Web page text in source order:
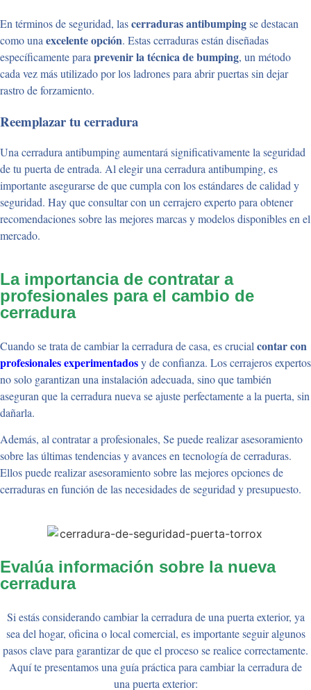
En términos de seguridad, lascerraduras antibumpingse destacan
como una excelente opción. Estas cerraduras están diseñadas
específicamente para prevenir la técnica de bumping, un método
cada vez más utilizado por los ladrones para abrir puertas sin dejar
rastro de forzamiento.
Reemplazar tu cerradura
Una cerradura antibumping aumentará significativamente la seguridad
de tu puerta de entrada. Al elegir una cerradura antibumping, es
importante asegurarse de que cumpla con los estándares de calidad y
seguridad. Hay que consultar con un cerrajero experto para obtener
recomendaciones sobre las mejores marcas y modelos disponibles en el
mercado.
La importancia de contratar a
profesionales para el cambio de
cerradura
Cuando se trata de cambiar la cerradura de casa, es crucial contar con
profesionales experimentadosy de confianza. Los cerrajeros expertos
no solo garantizan una instalación adecuada, sino que también
aseguran que la cerradura nueva se ajuste perfectamente a la puerta, sin
dañarla.
Además, al contratar a profesionales, Se puede realizar asesoramiento
sobre las últimas tendencias y avances en tecnología de cerraduras.
Ellos puede realizar asesoramiento sobre las mejores opciones de
cerraduras en función de las necesidades de seguridad y presupuesto.
Evalúa información sobre la nueva
cerradura
Si estás considerando cambiar la cerradura de una puerta exterior, ya
sea del hogar, oficina o local comercial, es importante seguir algunos
pasos clave para garantizar de que el proceso se realice correctamente.
Aquí te presentamos una guía práctica para cambiar la cerradura de
una puerta exterior: